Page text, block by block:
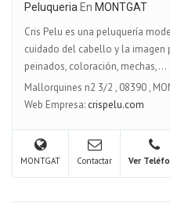
Peluqueria En MONTGAT
Cris Pelu es una peluquería
cuidado del cabello y la imagen
peinados, coloración, mechas,...
Mallorquines n2 3/2 , 08390,
Web Empresa: crispelu.com
MONTGAT Contactar Ver